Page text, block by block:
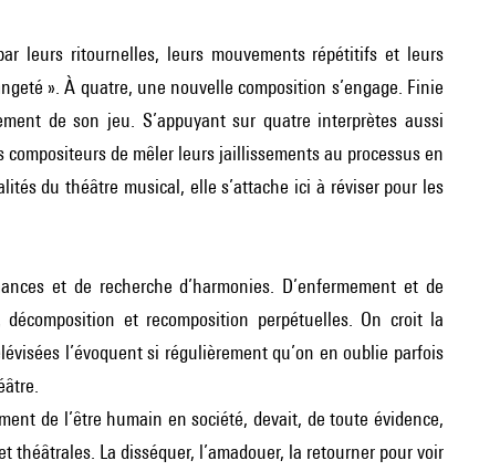
leurs ritournelles, leurs mouvements répétitifs et leurs
». À quatre, une nouvelle composition s’engage. Finie
de son jeu. S’appuyant sur quatre interprètes aussi
de mêler leurs jaillissements au processus en
du théâtre musical, elle s’attache ici à réviser pour les
et de recherche d’harmonies. D’enfermement et de
et recomposition perpétuelles. On croit la
l’évoquent si régulièrement qu’on en oublie parfois
de l’être humain en société, devait, de toute évidence,
La disséquer, l’amadouer, la retourner pour voir